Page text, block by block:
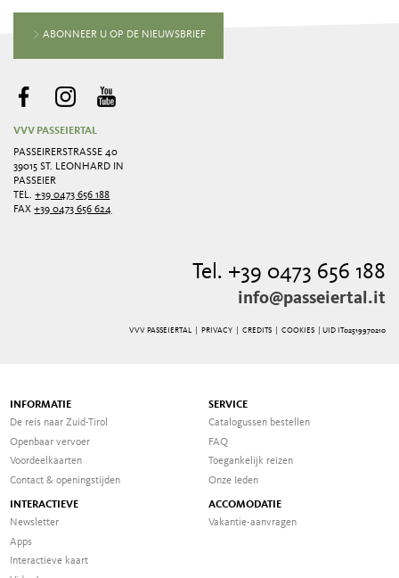
ABONNEER U OP DE NIEUWSBRIEF
VVV PASSEIERTAL
PASSEIRERSTRASSE 40
39015 ST. LEONHARD IN
PASSEIER
TEL.+39 0473 656 188
FAX+39 0473 656 624
Tel. +39 0473 656 188
info@passeiertal.it
VVV PASSEIERTAL | PRIVACY| CREDITS| COOKIES | UID IT02519970210
INFORMATIE
De reis naar Zuid-Tirol
Openbaar vervoer
Voordeelkaarten
Contact & openingstijden
SERVICE
Catalogussen bestellen
FAQ
Toegankelijk reizen
Onze Ieden
INTERACTIEVE
Newsletter
Apps
Interactieve kaart
ACCOMODATIE
Vakantie-aanvragen